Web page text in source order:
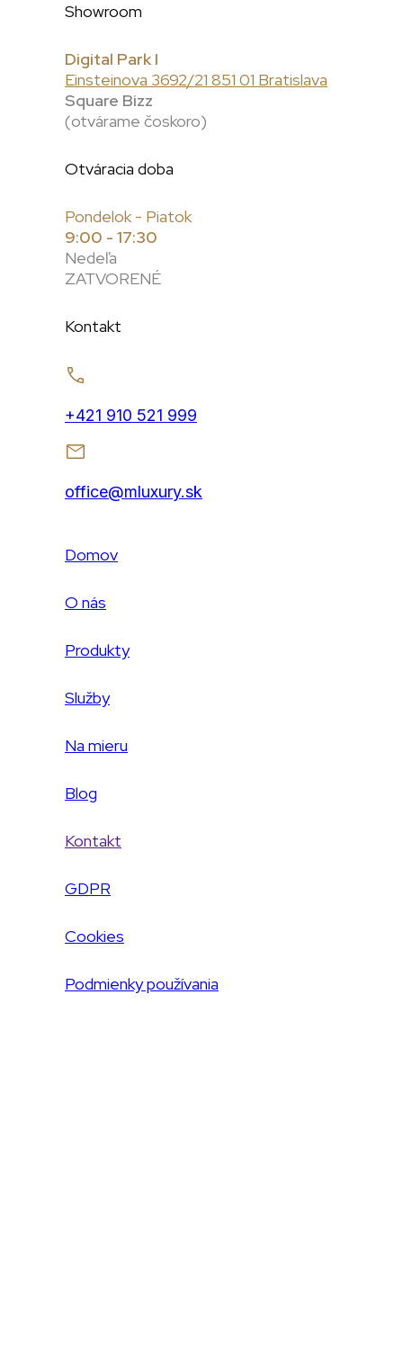
Showroom
Digital Park I
Einsteinova 3692/21 851 01 Bratislava
Square Bizz
(otvárame čoskoro)
Otváracia doba
Pondelok - Piatok
9:00 - 17:30
Nedeľa
ZATVORENÉ
Kontakt
+421 910 521 999
office@mluxury.sk
Domov
O nás
Produkty
Služby
Na mieru
Blog
Kontakt
GDPR
Cookies
Podmienky používania